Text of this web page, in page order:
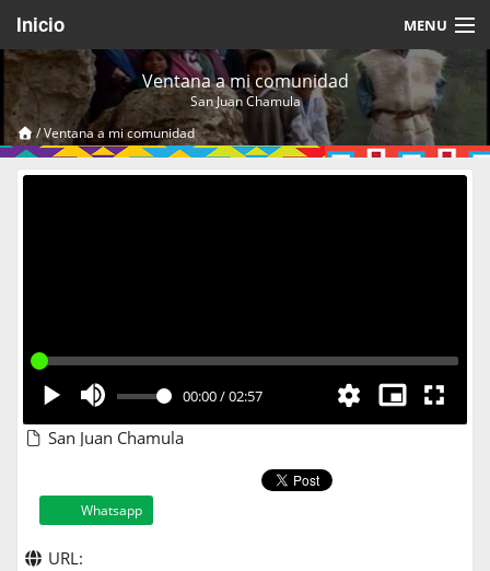
Inicio MENU
Acerca de
Videos Temáticos
Cerrar Sesión
Ventana a mi comunidad
San Juan Chamula
/Ventana a mi comunidad
00:00/02:57
San Juan Chamula
Whatsapp
URL: